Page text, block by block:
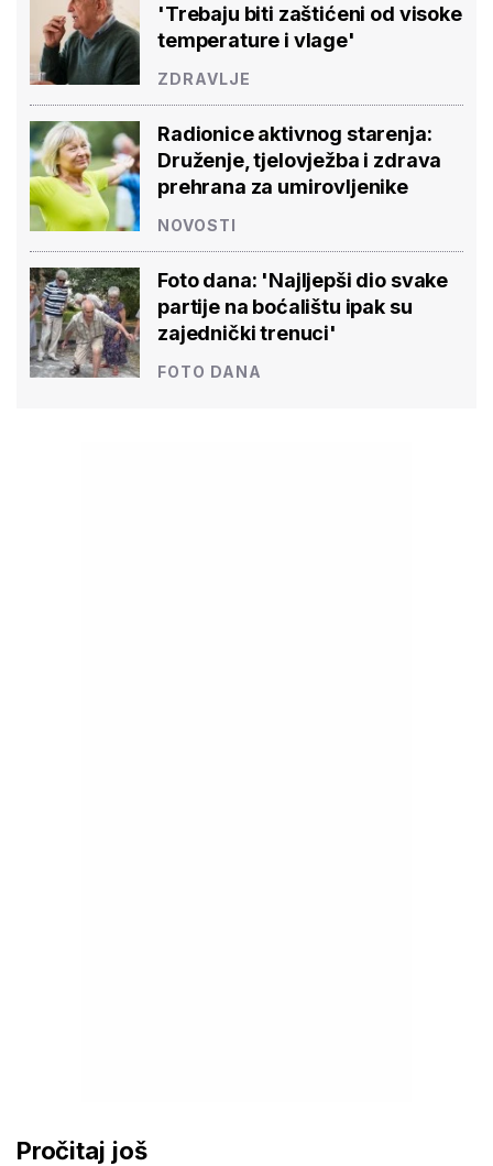
'Trebaju biti zaštićeni od visoke
temperature i vlage'
ZDRAVLJE
Radionice aktivnog starenja:
Druženje, tjelovježba i zdrava
prehrana za umirovljenike
NOVOSTI
Foto dana: 'Najljepši dio svake
partije na boćalištu ipak su
zajednički trenuci'
FOTO DANA
Pročitaj još